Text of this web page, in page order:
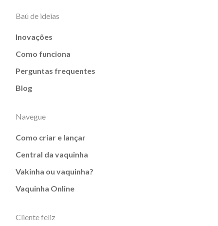
Baú de ideias
Inovações
Como funciona
Perguntas frequentes
Blog
Navegue
Como criar e lançar
Central da vaquinha
Vakinha ou vaquinha?
Vaquinha Online
Cliente feliz